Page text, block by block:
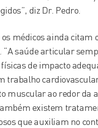
diz Dr. Pedro.
os médicos ainda citam
“A saúde articular
de impacto
trabalho
muscular ao redor da
existem
que auxiliam no